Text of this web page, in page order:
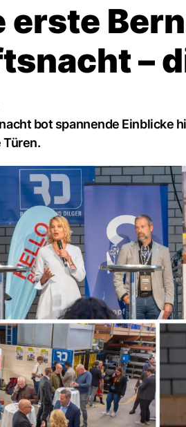
erste
–
bot spannende Einblicke